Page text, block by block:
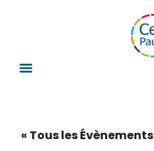
« Tous les Évènements